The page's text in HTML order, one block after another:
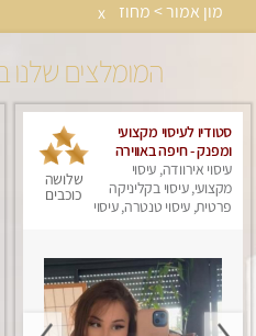
מון אמור > מחוז x
המומלצים שלנו
סטודיו לעיסוי מקצועי
ומפנק - חיפה באווירה
נעימה ושקטה
עיסוי אירוודה, עיסוי
מקצועי, עיסוי בקליניקה
פרטית, עיסוי טנטרה, עיסוי
שלושה
כוכבים